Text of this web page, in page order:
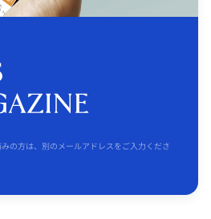
の方は、別のメールアドレスをご入力くださ